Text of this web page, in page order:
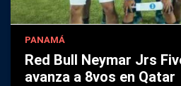
PANAMÁ
Red Bull Neymar Jrs
avanza a 8vos en Qatar